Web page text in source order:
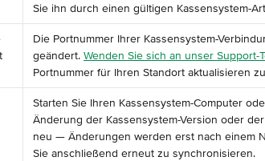
Sie ihn durch einen gültigen Kassensystem-
Die Portnummer Ihrer Kassensystem-
geändert. Wenden Sie sich an unser Support-
Portnummer für Ihren Standort aktualisieren
Starten Sie Ihren Kassensystem-Computer
Änderung der Kassensystem-Version oder
neu — Änderungen werden erst nach einem
Sie anschließend erneut zu synchronisieren.